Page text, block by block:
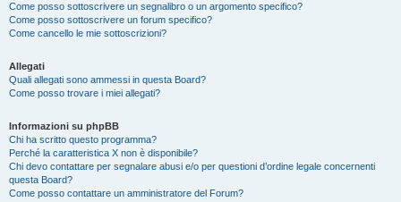
Come posso sottoscrivere un segnalibro o un argomento specifico?
Come posso sottoscrivere un forum specifico?
Come cancello le mie sottoscrizioni?
Allegati
Quali allegati sono ammessi in questa Board?
Come posso trovare i miei allegati?
Informazioni su phpBB
Chi ha scritto questo programma?
Perché la caratteristica X non è disponibile?
Chi devo contattare per segnalare abusi e/o per questioni d’ordine legale concernenti
questa Board?
Come posso contattare un amministratore del Forum?